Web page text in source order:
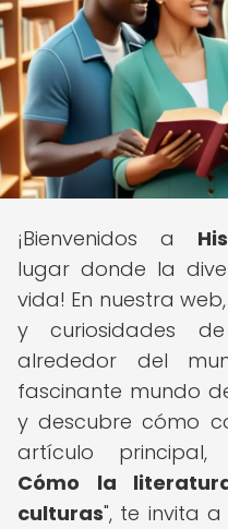
¡Bienvenidos a
lugar donde la
vida! En nuestra
y curiosidades
alrededor del
fascinante mundo
y descubre cómo
artículo principal,
Cómo la
culturas", te invita